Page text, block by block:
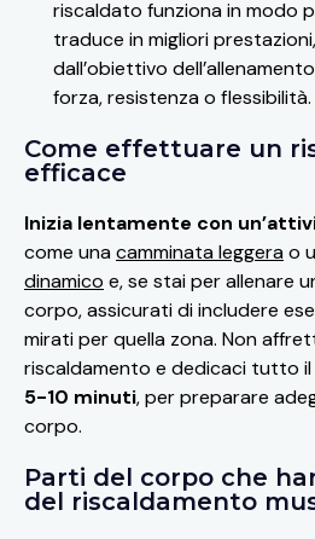
riscaldato funziona in modo
traduce in migliori
dall’obiettivo
forza, resistenza o flessibilità.
Come effettuare un
efficace
Inizia lentamente con
come unacamminata leggerao
dinamico e, se stai per allenare
corpo, assicurati di includere
mirati per quella zona. Non
riscaldamento e dedicaci tutto
5-10 minuti, per preparare
corpo.
Parti del corpo che
del riscaldamento